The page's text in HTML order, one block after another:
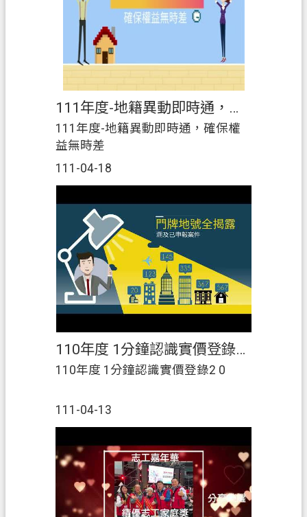
111年度-地籍異動即時通，確保權益無時差
111-04-18
111年度-地籍異動即時通，確保權
益無時差
110年度 1分鐘認識實價登錄2 0
111-04-13
110年度 1分鐘認識實價登錄2 0